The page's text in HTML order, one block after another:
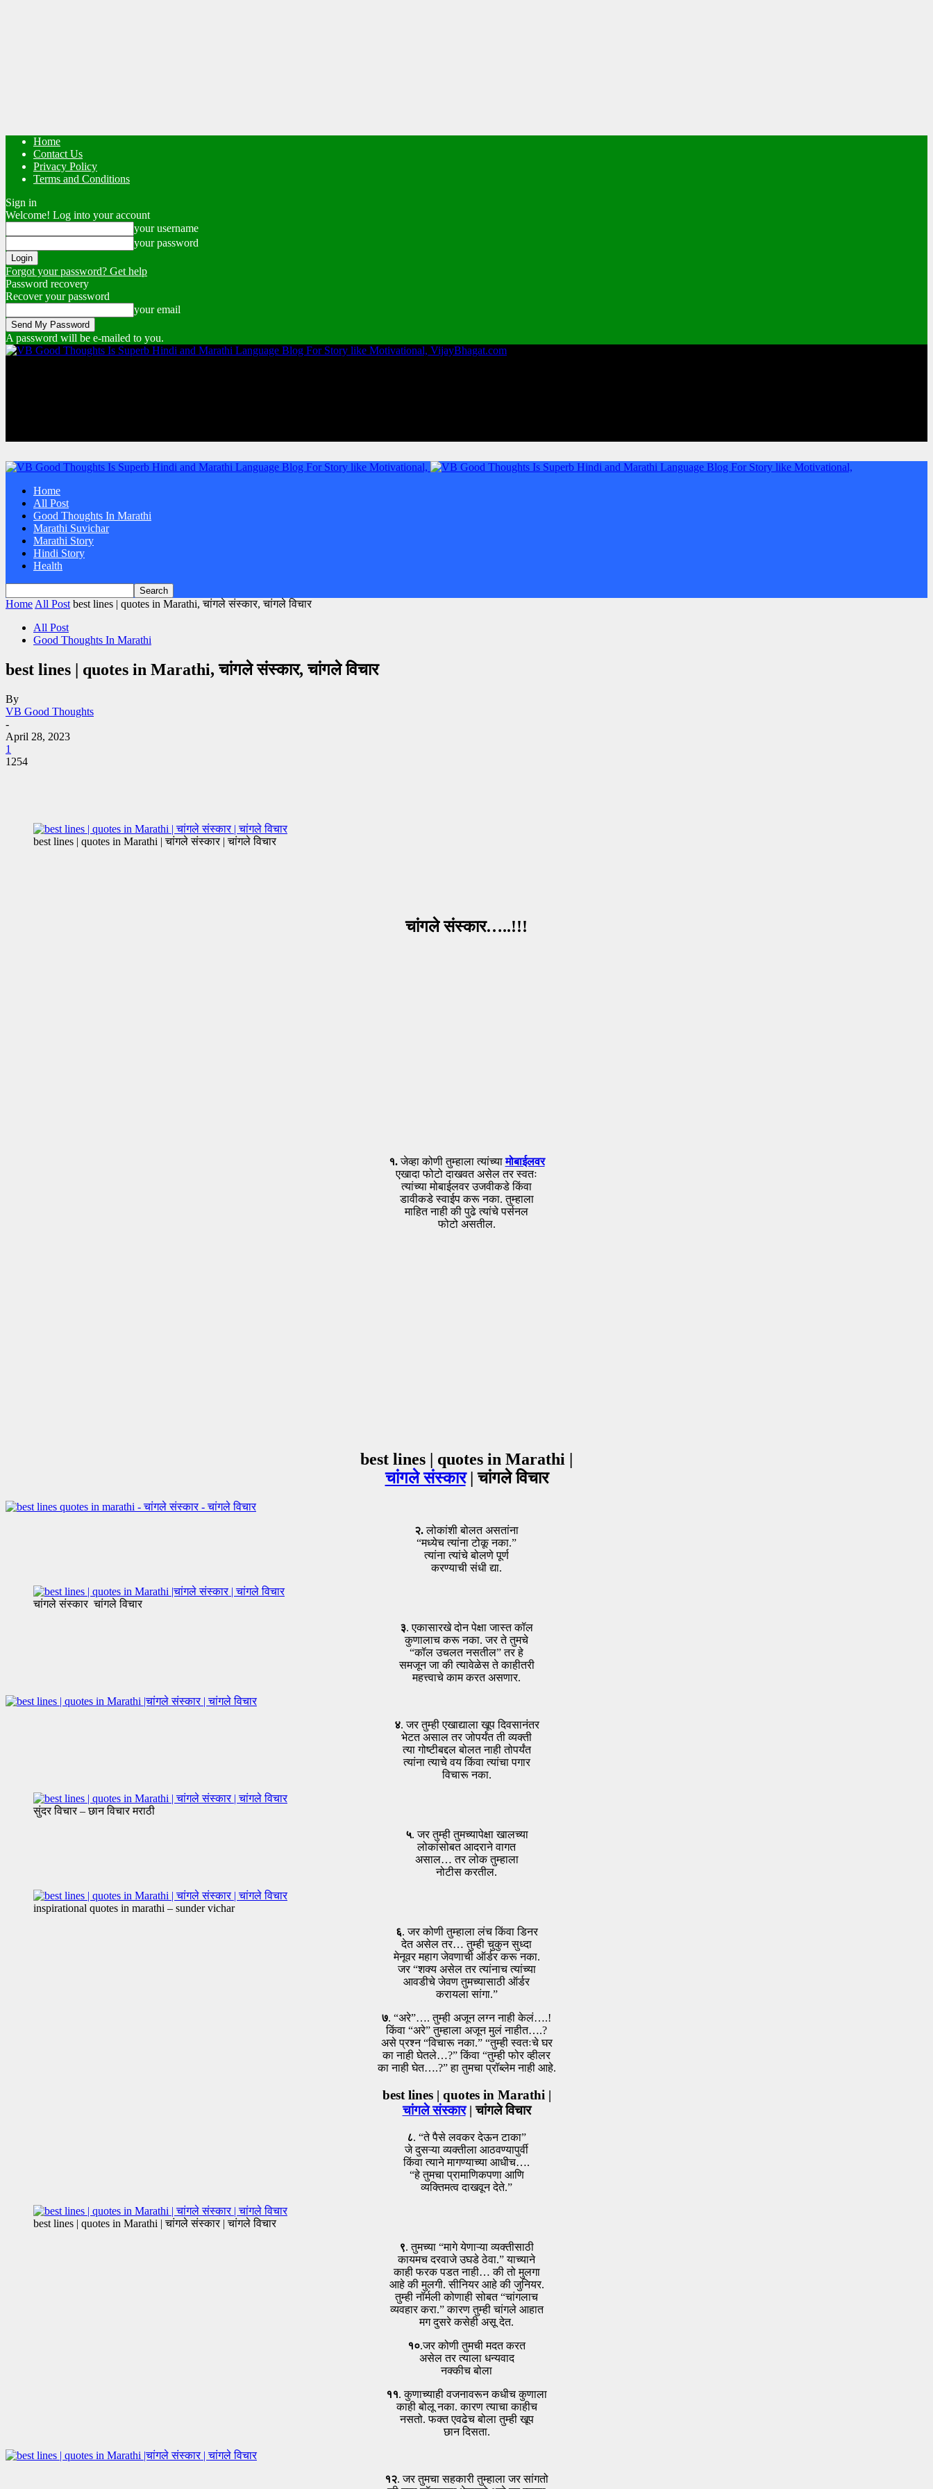
Home
Contact Us
Privacy Policy
Terms and Conditions
Sign in
Welcome! Log into your account
your username
your password
Forgot your password? Get help
Password recovery
Recover your password
your email
A password will be e-mailed to you.
VijayBhagat.com
Home
All Post
Good Thoughts In Marathi
Marathi Suvichar
Marathi Story
Hindi Story
Health
Home All Post best lines | quotes in Marathi, चांगले संस्कार, चांगले विचार
All Post
Good Thoughts In Marathi
best lines | quotes in Marathi, चांगले संस्कार, चांगले विचार
By
VB Good Thoughts
-
April 28, 2023
1
1254
best lines | quotes in Marathi | चांगले संस्कार | चांगले विचार
चांगले संस्कार…..!!!
१.जेव्हा कोणी तुम्हाला त्यांच्यामोबाईलवर
एखादा फोटो दाखवत असेल तर स्वतः
त्यांच्या मोबाईलवर उजवीकडे किंवा
डावीकडे स्वाईप करू नका. तुम्हाला
माहित नाही की पुढे त्यांचे पर्सनल
फोटो असतील.
best lines | quotes in Marathi |
चांगले संस्कार| चांगले विचार
२.लोकांशी बोलत असतांना
“मध्येच त्यांना टोकू नका.”
त्यांना त्यांचे बोलणे पूर्ण
करण्याची संधी द्या.
चांगले संस्कार चांगले विचार
३. एकासारखे दोन पेक्षा जास्त कॉल
कुणालाच करू नका. जर ते तुमचे
“कॉल उचलत नसतील” तर हे
समजून जा की त्यावेळेस ते काहीतरी
महत्त्वाचे काम करत असणार.
४. जर तुम्ही एखाद्याला खूप दिवसानंतर
भेटत असाल तर जोपर्यंत ती व्यक्ती
त्या गोष्टीबद्दल बोलत नाही तोपर्यंत
त्यांना त्याचे वय किंवा त्यांचा पगार
विचारू नका.
सुंदर विचार – छान विचार मराठी
५. जर तुम्ही तुमच्यापेक्षा खालच्या
लोकांसोबत आदराने वागत
असाल… तर लोक तुम्हाला
नोटीस करतील.
inspirational quotes in marathi – sunder vichar
६. जर कोणी तुम्हाला लंच किंवा डिनर
देत असेल तर… तुम्ही चुकुन सुध्दा
मेनूवर महाग जेवणाची ऑर्डर करू नका.
जर “शक्य असेल तर त्यांनाच त्यांच्या
आवडीचे जेवण तुमच्यासाठी ऑर्डर
करायला सांगा.”
७. “अरे”…. तुम्ही अजून लग्न नाही केलं….!
किंवा “अरे” तुम्हाला अजून मुलं नाहीत….?
असे प्रश्न “विचारू नका.” “तुम्ही स्वतःचे घर
का नाही घेतले…?” किंवा “तुम्ही फोर व्हीलर
का नाही घेत….?” हा तुमचा प्रॉब्लेम नाही आहे.
best lines | quotes in Marathi |
चांगले संस्कार| चांगले विचार
८. “ते पैसे लवकर देऊन टाका”
जे दुसऱ्या व्यक्तीला आठवण्यापुर्वी
किंवा त्याने मागण्याच्या आधीच….
“हे तुमचा प्रामाणिकपणा आणि
व्यक्तिमत्व दाखवून देते.”
best lines | quotes in Marathi | चांगले संस्कार | चांगले विचार
९. तुमच्या “मागे येणाऱ्या व्यक्तीसाठी
कायमच दरवाजे उघडे ठेवा.” याच्याने
काही फरक पडत नाही… की तो मुलगा
आहे की मुलगी. सीनियर आहे की जुनियर.
तुम्ही नॉर्मली कोणाही सोबत “चांगलाच
व्यवहार करा.” कारण तुम्ही चांगले आहात
मग दुसरे कसेही असू देत.
१०.जर कोणी तुमची मदत करत
असेल तर त्याला धन्यवाद
नक्कीच बोला
११. कुणाच्याही वजनावरून कधीच कुणाला
काही बोलू नका. कारण त्याचा काहीच
नसतो. फक्त एवढेच बोला तुम्ही खूप
छान दिसता.
१२. जर तुमचा सहकारी तुम्हाला जर सांगतो